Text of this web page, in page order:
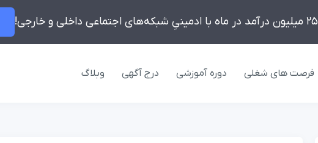
فرصت های شغلی دوره آموزشی درج آگهی وبلاگ